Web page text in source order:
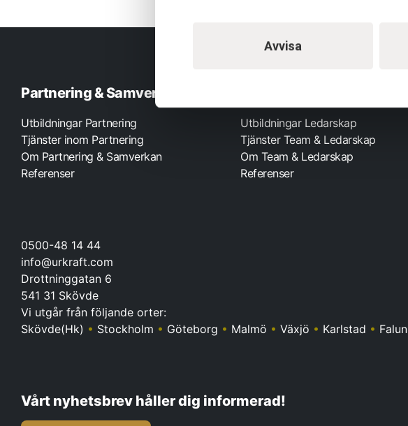
Avvisa
Partnering & Samverkan
Utbildningar Partnering
Tjänster inom Partnering
Om Partnering & Samverkan
Referenser
Utbildningar Ledarskap
Tjänster Team & Ledarskap
Om Team & Ledarskap
Referenser
0500-48 14 44
info@urkraft.com
Drottninggatan 6
541 31 Skövde
Vi utgår från följande orter:
Skövde(Hk) • Stockholm • Göteborg • Malmö • Växjö • Karlstad • Falun
Vårt nyhetsbrev håller dig informerad!